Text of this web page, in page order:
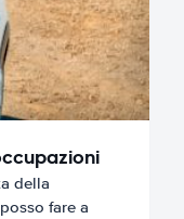
della
fare a